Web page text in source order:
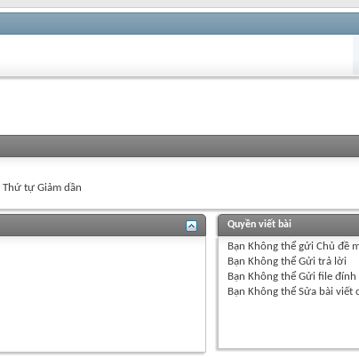
Thứ tự Giảm dần
Quyền viết bài
Bạn Không thểgửi Chủ đề
Bạn Không thểGửi trả lời
Bạn Không thểGửi file đính
Bạn Không thểSửa bài viết